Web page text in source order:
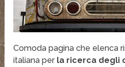
Comoda pagina che elenca
italiana per la ricerca degli